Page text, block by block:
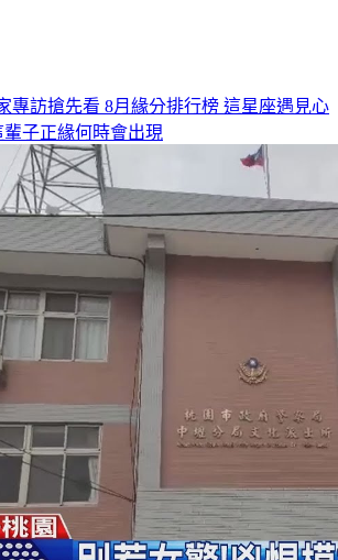
專訪搶先看 8月緣分排行榜 這星座遇見心
子正緣何時會出現